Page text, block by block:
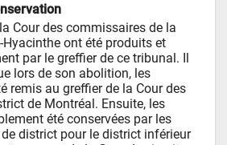
Cour des commissaires de la
ont été produits et
par le greffier de ce tribunal. Il
lors de son abolition, les
remis au greffier de la Cour des
de Montréal. Ensuite, les
été conservées par les
district pour le district inférieur